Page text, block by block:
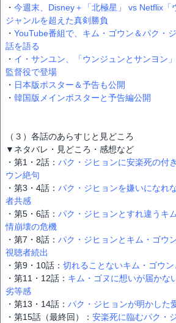
・ 今週末、Disney＋「北極星」 vs Netflix「
ジャンルを超えた真剣勝負
・ YouTube番組で、キム・ゴウン＆パク・
話を語る
・ イ・サンユン、「ウンジュンとサンヨン
監督役で登場
・ 日本版ポスター＆予告も公開
・ 韓国版メインポスターと予告編公開
（３）各話のあらすじと見どころ
▼ネタバレ・見どころ・感想など
・第1・2話： パク・ジヒョンに安楽死の付
ウン絶句
・第3・4話： パク・ジヒョンを嫌いになれ
者共感
・第5・6話： パク・ジヒョンとすれ違うキ
情崩壊の危機
・第7・8話： パク・ジヒョンとキム・ゴウ
視聴者続出
・第9・10話： 切れることないキム・ゴウ
・第11・12話： キム・ゴヌに想いが届かな
劣等感
・第13・14話： パク・ジヒョンが明かした
・第15話（最終回）： 安楽死に臨むパク・